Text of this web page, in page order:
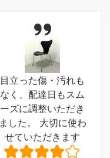
目立った傷・汚れも
なく、配達日もスム
ーズに調整いただき
ました。 大切に使わ
せていただきます